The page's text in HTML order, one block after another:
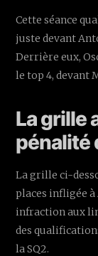
Cette séance
juste devant
Derrière eux,
le top 4, devant
La grille
pénalité
La grille ci-
places infligée
infraction aux
des
la SQ2.